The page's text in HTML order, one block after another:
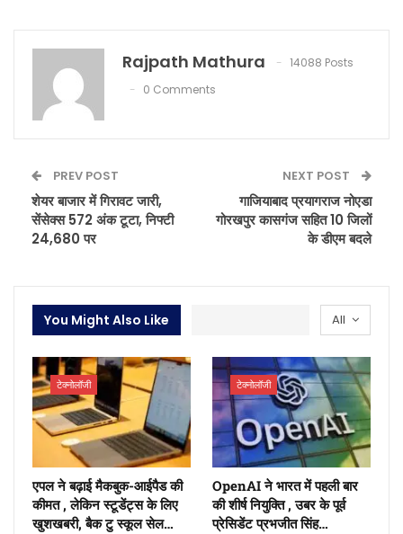
Rajpath Mathura
14088 Posts
0 Comments
PREV POST
शेयर बाजार में गिरावट जारी,
सेंसेक्स 572 अंक टूटा, निफ्टी
24,680 पर
NEXT POST
गाजियाबाद प्रयागराज नोएडा
गोरखपुर कासगंज सहित 10 जिलों
के डीएम बदले
All
You Might Also Like
टेक्नोलॉजी
एपल ने बढ़ाई मैकबुक-आईपैड की
कीमत , लेकिन स्टूडेंट्स के लिए
खुशखबरी, बैक टु स्कूल सेल…
टेक्नोलॉजी
OpenAI ने भारत में पहली बार
की शीर्ष नियुक्ति , उबर के पूर्व
प्रेसिडेंट प्रभजीत सिंह…